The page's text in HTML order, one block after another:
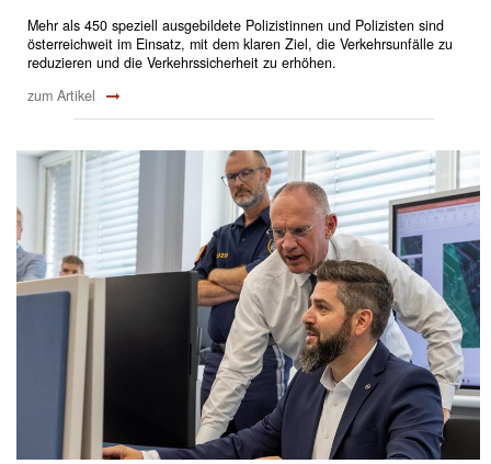
Mehr als 450 speziell ausgebildete Polizistinnen und Polizisten sind
österreichweit im Einsatz, mit dem klaren Ziel, die Verkehrsunfälle zu
reduzieren und die Verkehrssicherheit zu erhöhen.
zum Artikel